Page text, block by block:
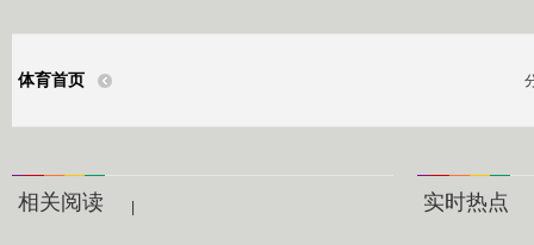
体育首页
相关阅读 实时热点